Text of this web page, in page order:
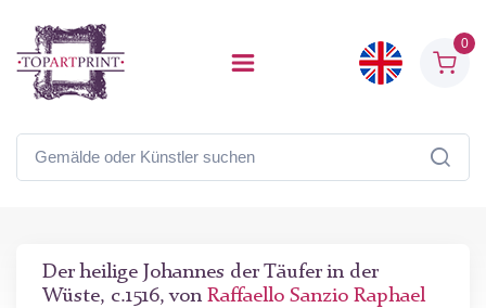
0
Der heilige Johannes der Täufer in der
Wüste, c.1516, von Raffaello Sanzio Raphael